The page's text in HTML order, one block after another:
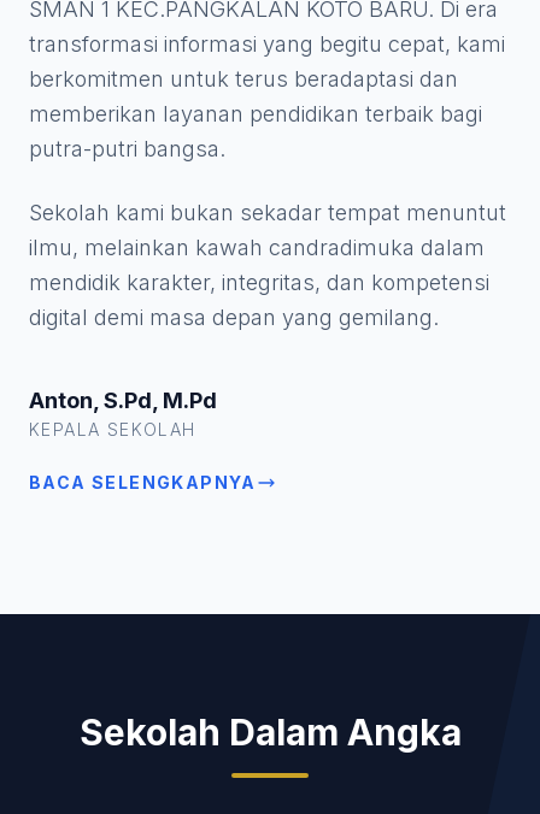
SMAN 1 KEC.PANGKALAN KOTO BARU. Di era
transformasi informasi yang begitu cepat, kami
berkomitmen untuk terus beradaptasi dan
memberikan layanan pendidikan terbaik bagi
putra-putri bangsa.
Sekolah kami bukan sekadar tempat menuntut
ilmu, melainkan kawah candradimuka dalam
mendidik karakter, integritas, dan kompetensi
digital demi masa depan yang gemilang.
Anton, S.Pd, M.Pd
KEPALA SEKOLAH
BACA SELENGKAPNYA
Sekolah Dalam Angka